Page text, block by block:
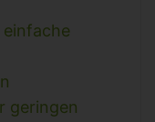
geringen